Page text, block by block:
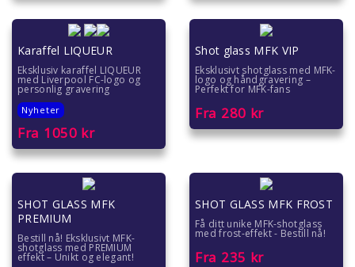
Karaffel LIQUEUR
Eksklusiv karaffel LIQUEUR
med Liverpool FC-logo og
personlig gravering
Nyheter
Fra 1050 kr
Shot glass MFK VIP
Eksklusivt shotglass med MFK-
logo og håndgravering –
Perfekt for MFK-fans
Fra 280 kr
SHOT GLASS MFK
PREMIUM
Bestill nå! Eksklusivt MFK-
shotglass med PREMIUM
effekt – Unikt og elegant!
SHOT GLASS MFK FROST
Få ditt unike MFK-shotglass
med frost-effekt - Bestill nå!
Fra 235 kr